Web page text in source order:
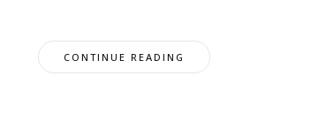
CONTINUE READING